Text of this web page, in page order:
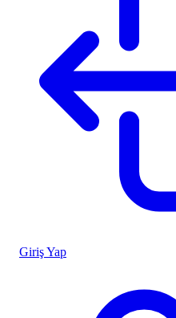
Giriş Yap